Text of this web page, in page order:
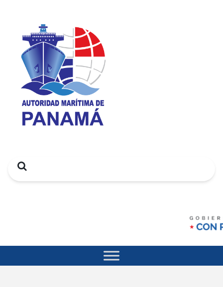
Search